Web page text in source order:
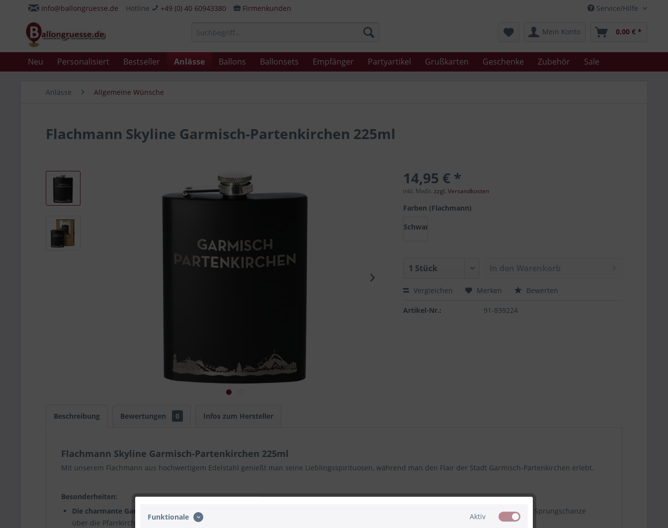
Service/Hilfe
info@ballongruesse.de Hotline +49 (0) 40 60943380 Firmenkunden
Mein Konto 0,00 € *
Neu Personalisiert Bestseller Anlässe Ballons Ballonsets Empfänger Partyartikel Grußkarten Geschenke Zubehör Sale
Anlässe Allgemeine Wünsche
Flachmann Skyline Garmisch-Partenkirchen 225ml
14,95 € *
inkl. MwSt.zzgl. Versandkosten
Farben (Flachmann)
Schwarz
Vergleichen Merken Bewerten
Artikel-Nr.: 91-839224
Beschreibung Bewertungen 0 Infos zum Hersteller
Flachmann Skyline Garmisch-Partenkirchen 225ml
Mit unserem Flachmann aus hochwertigem Edelstahl genießt man seine Lieblingsspirituosen, während man den Flair der Stadt Garmisch-Partenkirchen erlebt.
Besonderheiten:
Die charmante Garmisch Skyline
: Die detailreiche Gravur zeigt die markantesten Gebäude und Wahrzeichen der Stadt – von der Olympia Sprungschanze
über die Pfarrkirche St. Martin bis hin zur Zugspitze. Jedes Mal beim Blick darauf spürt man ein kleines Stück Garmisch-Partenkirchen.
Funktionale Aktiv